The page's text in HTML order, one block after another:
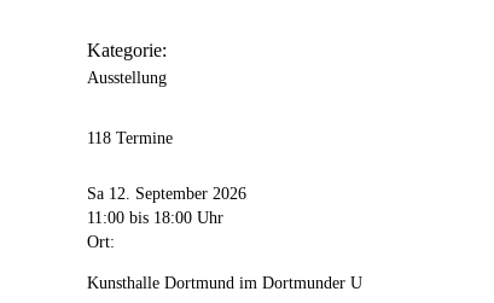
Kategorie:
Ausstellung
118 Termine
Sa 12. September 2026
11:00 bis 18:00 Uhr
Ort:
Kunsthalle Dortmund im Dortmunder U